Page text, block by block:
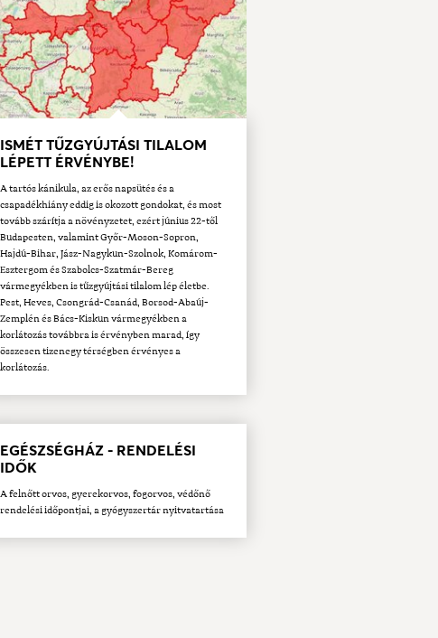
ISMÉT TŰZGYÚJTÁSI TILALOM
LÉPETT ÉRVÉNYBE!
A tartós kánikula, az erős napsütés és a
csapadékhiány eddig is okozott gondokat, és most
tovább szárítja a növényzetet, ezért június 22-től
Budapesten, valamint Győr-Moson-Sopron,
Hajdú-Bihar, Jász-Nagykun-Szolnok, Komárom-
Esztergom és Szabolcs-Szatmár-Bereg
vármegyékben is tűzgyújtási tilalom lép életbe.
Pest, Heves, Csongrád-Csanád, Borsod-Abaúj-
Zemplén és Bács-Kiskun vármegyékben a
korlátozás továbbra is érvényben marad, így
összesen tizenegy térségben érvényes a
korlátozás.
EGÉSZSÉGHÁZ - RENDELÉSI
IDŐK
A felnőtt orvos, gyerekorvos, fogorvos, védőnő
rendelési időpontjai, a gyógyszertár nyitvatartása